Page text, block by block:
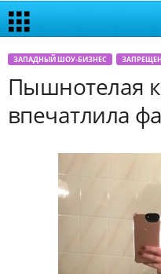
ЗАПАДНЫЙ ШОУ-БИЗНЕС
Пышнотелая
впечатлила